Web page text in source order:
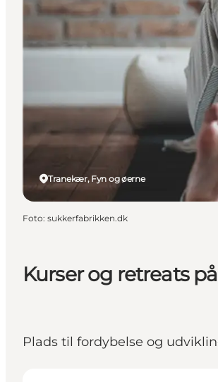
Kurser og retreats
Plads til fordybelse og
Tranekær, Fyn og øerne
Foto: sukkerfabrikken.dk